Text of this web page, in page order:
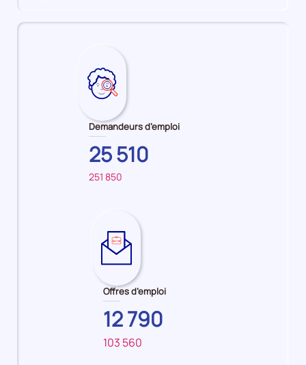
RHONE-
ALPES
rayon
libre-
service
Demandeurs d’emploi
25 510
251 850
Offres d’emploi
12 790
103 560